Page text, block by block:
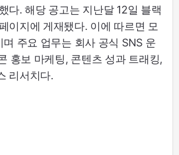
다. 해당 공고는 지난달 12일 블랙
이지에 게재됐다. 이에 따르면 모
며 주요 업무는 회사 공식 SNS 운
홍보 마케팅, 콘텐츠 성과 트래킹,
리서치다.